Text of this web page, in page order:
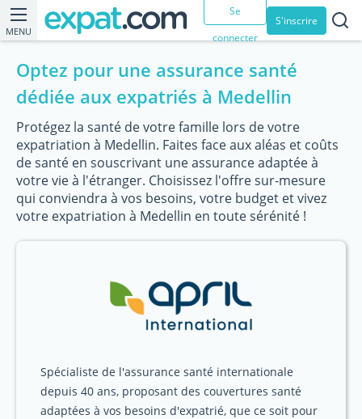
MENU
Se
connecter
S'inscrire
Optez pour une assurance santé
dédiée aux expatriés à Medellin
Protégez la santé de votre famille lors de votre
expatriation à Medellin. Faites face aux aléas et coûts
de santé en souscrivant une assurance adaptée à
votre vie à l'étranger. Choisissez l'offre sur-mesure
qui conviendra à vos besoins, votre budget et vivez
votre expatriation à Medellin en toute sérénité !
Spécialiste de l'assurance santé internationale
depuis 40 ans, proposant des couvertures santé
adaptées à vos besoins d'expatrié, que ce soit pour